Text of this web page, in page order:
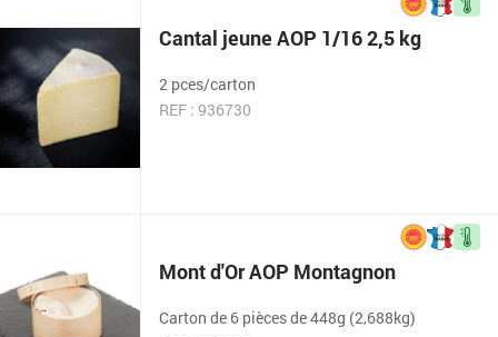
Cantal jeune AOP 1/16 2,5 kg
2 pces/carton
REF : 936730
Mont d'Or AOP Montagnon
Carton de 6 pièces de 448g (2,688kg)